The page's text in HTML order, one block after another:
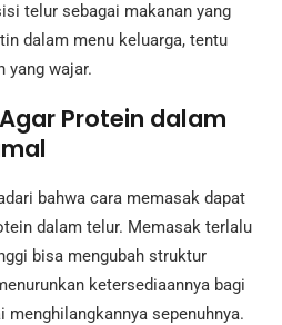
telur sebagai makanan yang
dalam menu keluarga, tentu
yang wajar.
Protein dalam
bahwa cara memasak dapat
dalam telur. Memasak terlalu
bisa mengubah struktur
ketersediaannya bagi
sepenuhnya.